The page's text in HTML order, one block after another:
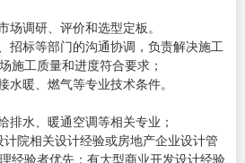
调研、评价和选型定板。
招标等部门的沟通协调，负责解决施工
施工质量和进度符合要求；
暖、燃气等专业技术条件。
排水、暖通空调等相关专业；
院相关设计经验或房地产企业设计管
经验者优先；有大型商业开发设计经验